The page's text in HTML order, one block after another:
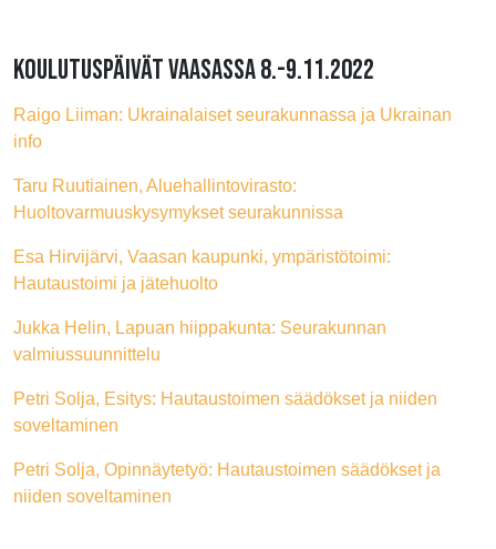
KOULUTUSPÄIVÄT VAASASSA 8.-9.11.2022
Raigo Liiman: Ukrainalaiset seurakunnassa ja Ukrainan
info
Taru Ruutiainen, Aluehallintovirasto:
Huoltovarmuuskysymykset seurakunnissa
Esa Hirvijärvi, Vaasan kaupunki, ympäristötoimi:
Hautaustoimi ja jätehuolto
Jukka Helin, Lapuan hiippakunta: Seurakunnan
valmiussuunnittelu
Petri Solja, Esitys: Hautaustoimen säädökset ja niiden
soveltaminen
Petri Solja, Opinnäytetyö: Hautaustoimen säädökset ja
niiden soveltaminen